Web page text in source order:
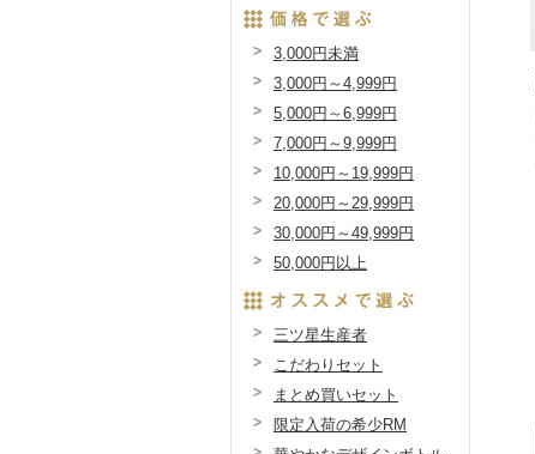
3,000円未満
3,000円～4,999円
5,000円～6,999円
7,000円～9,999円
10,000円～19,999円
20,000円～29,999円
30,000円～49,999円
50,000円以上
三ツ星生産者
こだわりセット
まとめ買いセット
限定入荷の希少RM